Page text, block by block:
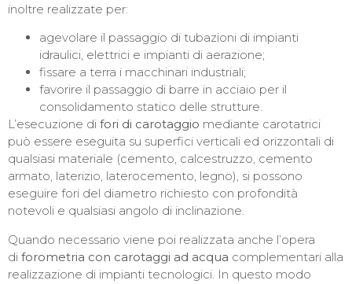
inoltre realizzate per:
agevolare il passaggio di tubazioni di impianti
idraulici, elettrici e impianti di aerazione;
fissare a terra i macchinari industriali;
favorire il passaggio di barre in acciaio per il
consolidamento statico delle strutture.
L’esecuzione di fori di carotaggio mediante carotatrici
può essere eseguita su superfici verticali ed orizzontali di
qualsiasi materiale (cemento, calcestruzzo, cemento
armato, laterizio, laterocemento, legno), si possono
eseguire fori del diametro richiesto con profondità
notevoli e qualsiasi angolo di inclinazione.
Quando necessario viene poi realizzata anche l’opera
di forometria con carotaggi ad acqua complementari alla
realizzazione di impianti tecnologici. In questo modo